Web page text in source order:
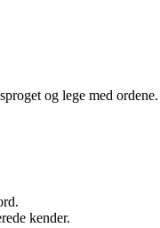
og lege med ordene.
kender.